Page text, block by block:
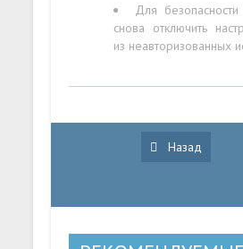
Для
снова отключить
из неавторизованных
Назад